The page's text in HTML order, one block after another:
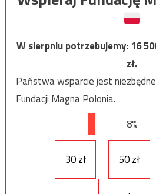
W sierpniu potrzebujemy:16
zł.
Państwa wsparcie jest
Fundacji Magna Polonia.
8%
30 zł 50 zł